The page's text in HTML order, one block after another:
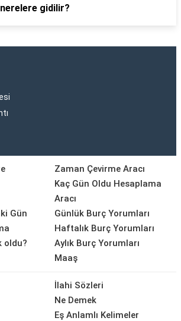
gidilir?
Gün
oldu?
Zaman Çevirme Aracı
Kaç Gün Oldu Hesaplama
Aracı
Günlük Burç Yorumları
Haftalık Burç Yorumları
Aylık Burç Yorumları
Maaş
İlahi Sözleri
Ne Demek
Eş Anlamlı Kelimeler